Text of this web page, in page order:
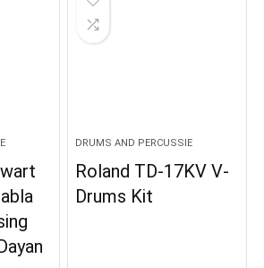
DRUMS AND PERCUSSIE
Roland TD-17KV V-
Drums Kit